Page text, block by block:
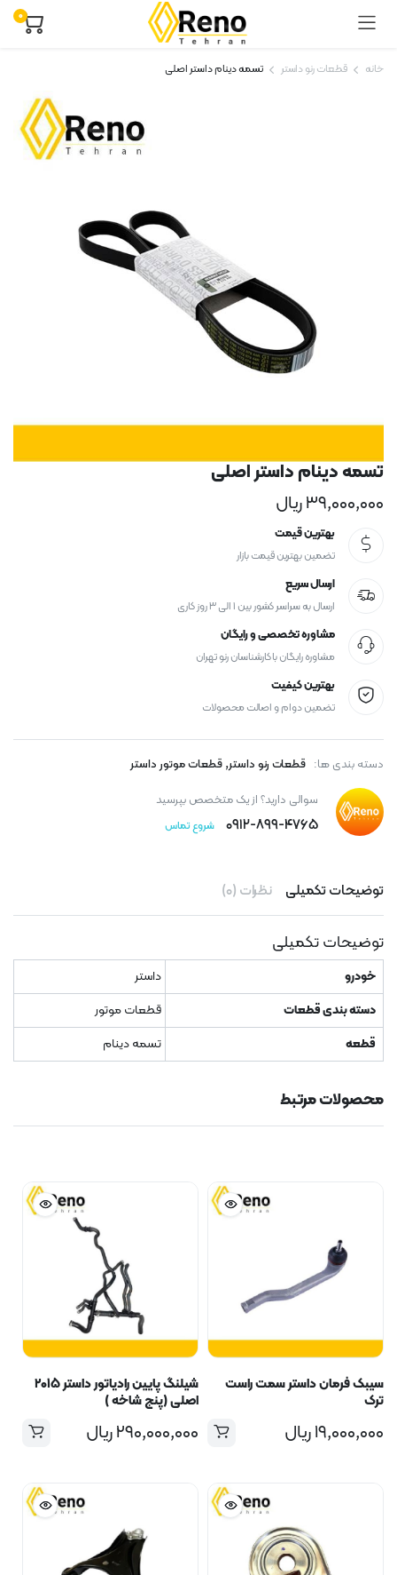
۰
خانه قطعات رنو داستر تسمه دینام داستر اصلی
تسمه دینام داستر اصلی
۳۹,۰۰۰,۰۰۰ریال
بهترین قیمت
تضمین بهترین قیمت بازار
ارسال سریع
ارسال به سراسر کشور بین ۱ الی ۳ روز کاری
مشاوره تخصصی و رایگان
مشاوره رایگان با کارشناسان رنو تهران
بهترین کیفیت
تضمین دوام و اصالت محصولات
دسته بندی ها: قطعات رنو داستر,قطعات موتور داستر
سوالی دارید؟ از یک متخصص بپرسید
۰۹۱۲-۸۹۹-۴۷۶۵ شروع تماس
توضیحات تکمیلی نظرات (۰)
توضیحات تکمیلی
خودرو
داستر
دسته بندی قطعات
قطعات موتور
قطعه
تسمه دینام
محصولات مرتبط
سیبک فرمان داستر سمت راست
ترک
۱۹,۰۰۰,۰۰۰ریال
شیلنگ پایین رادیاتور داستر ۲۰۱۵
اصلی (پنج شاخه )
۲۹۰,۰۰۰,۰۰۰ریال